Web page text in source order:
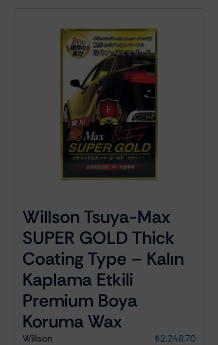
Willson Tsuya-Max
SUPER GOLD Thick
Coating Type – Kalın
Kaplama Etkili
Premium Boya
Koruma Wax
Willson ₺2.248,70